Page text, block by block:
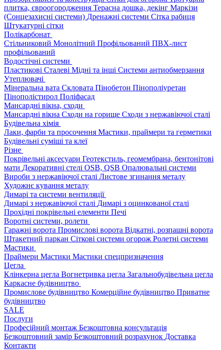
плитка, євроогородження Терасна дошка, декінг Маркізи
(Сонцезахисні системи) Дренажні системи Сітка рабиця
Штукатурні сітки
Полікарбонат
Стільниковий Монолітний Профільований ПВХ-лист
профільований
Водостічні системи
Пластикові Сталеві Мідні та інші Системи антиобмерзання
Утеплювачі
Мінеральна вата Скловата Пінобетон Пінополіуретан
Пінополістирол Поліфасад
Мансардні вікна, сходи
Мансардні вікна Сходи на горище Сходи з нержавіючої сталі
Будівельна хімія
Лаки, фарби та просочення Мастики, праймери та герметики
Будівельні суміші та клеї
Різне
Покрівельні аксесуари Геотекстиль, геомембрана, бентонітові
мати Декоративні стелі OSB, QSB Опалювальні системи
Вироби з нержавіючої сталі Листове згинання металу
Художнє кування металу
Димарі та системи вентиляції
Димарі з нержавіючої сталі Димарі з оцинкованої сталі
Прохідні покрівельні елементи Печі
Воротні системи, ролети
Гаражні ворота Промислові ворота Відкатні, розпашні ворота
Штакетний паркан Сіткові системи огорож Ролетні системи
Мастики
Праймери Мастики Мастики спецпризначення
Цегла
Клінкерна цегла Вогнетривка цегла Загальнобудівельна цегла
Каркасне будівництво
Промислове будівництво Комерційне будівництво Приватне
будівництво
SALE
Послуги
Професійний монтаж Безкоштовна консультація
Безкоштовний замір Безкоштовний розрахунок Доставка
Контакти